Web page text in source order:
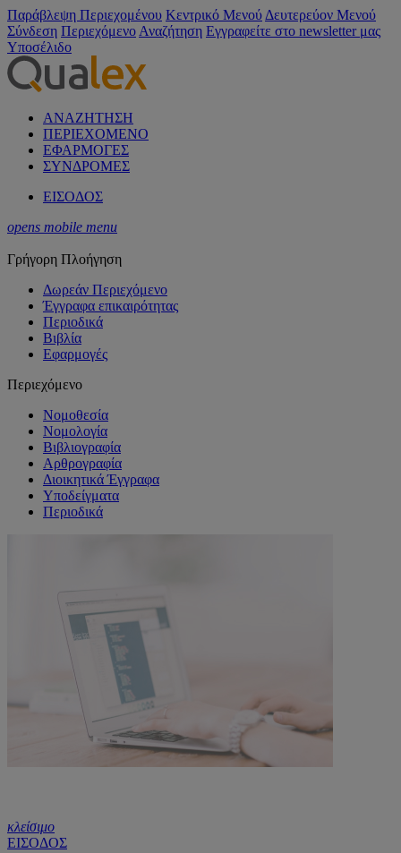
Παράβλεψη Περιεχομένου Κεντρικό Μενού Δευτερεύον Μενού
Σύνδεση Περιεχόμενο Αναζήτηση Εγγραφείτε στο newsletter μας
Υποσέλιδο
ΑΝΑΖΗΤΗΣΗ
ΠΕΡΙΕΧΟΜΕΝΟ
ΕΦΑΡΜΟΓΕΣ
ΣΥΝΔΡΟΜΕΣ
ΕΙΣΟΔΟΣ
opens mobile menu
Γρήγορη Πλοήγηση
Δωρεάν Περιεχόμενο
Έγγραφα επικαιρότητας
Περιοδικά
Βιβλία
Εφαρμογές
Περιεχόμενο
Νομοθεσία
Νομολογία
Βιβλιογραφία
Αρθρογραφία
Διοικητικά Έγγραφα
Υποδείγματα
Περιοδικά
κλείσιμο
ΕΙΣΟΔΟΣ